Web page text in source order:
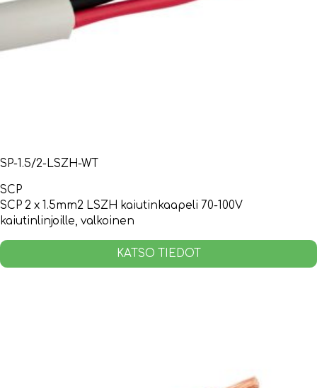
SP-1.5/2-LSZH-WT
SCP
SCP 2 x 1.5mm2 LSZH kaiutinkaapeli 70-100V
kaiutinlinjoille, valkoinen
KATSO TIEDOT